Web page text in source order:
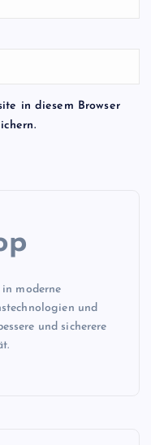
in diesem Browser
moderne
und
und sicherere